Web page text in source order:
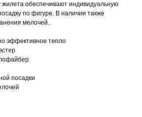
жилета обеспечивают индивидуальную
по фигуре. В наличии также
мелочей.
эффективное тепло
посадки